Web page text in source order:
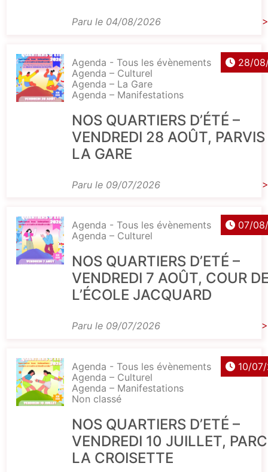
Paru le 04/08/2026
Agenda - Tous les évènements
Agenda – Culturel
Agenda – La Gare
Agenda – Manifestations
28/
NOS QUARTIERS D’ÉTÉ –
VENDREDI 28 AOÛT, PARVIS
LA GARE
Paru le 09/07/2026
Agenda - Tous les évènements
Agenda – Culturel
07/
NOS QUARTIERS D’ETÉ –
VENDREDI 7 AOÛT, COUR
L’ÉCOLE JACQUARD
Paru le 09/07/2026
Agenda - Tous les évènements
Agenda – Culturel
Agenda – Manifestations
Non classé
10/
NOS QUARTIERS D’ETÉ –
VENDREDI 10 JUILLET,
LA CROISETTE